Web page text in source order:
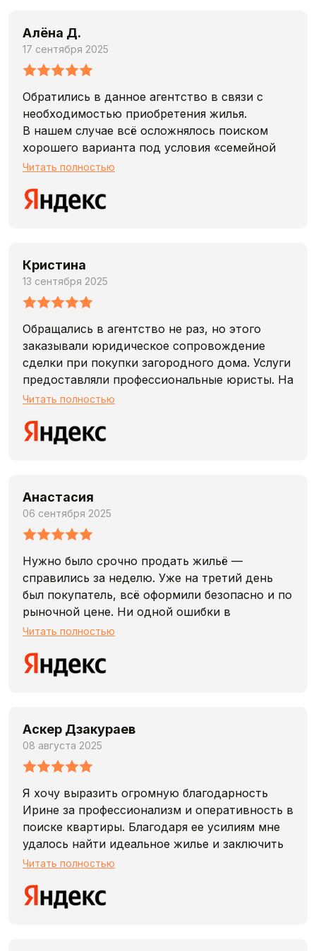
Алёна Д.
17 сентября 2025
Обратились в данное агентство в связи с
необходимостью приобретения жилья.
В нашем случае всё осложнялось поиском
хорошего варианта под условия «семейной
ипотеки».
Ирине и Оксане за их профессионализм.
Выслушав все наши пожелания, они смогли
Ответственные, грамотные и очень
отзывчивые специалисты. Если в будущем
вновь предстоит покупать жильё,
Читать полностью
Кристина
13 сентября 2025
Обращались в агентство не раз, но этого
заказывали юридическое сопровождение
сделки при покупки загородного дома. Услуги
предоставляли профессиональные юристы. На
всех стадиях была четкая работа, пояснения
Искренне рекомендую компанию, им можно
доверять
Читать полностью
Анастасия
06 сентября 2025
Нужно было срочно продать жильё —
справились за неделю. Уже на третий день
был покупатель, всё оформили безопасно и по
рыночной цене. Ни одной ошибки в
документах, никакой нервоты. Отличное
Читать полностью
Аскер Дзакураев
08 августа 2025
Я хочу выразить огромную благодарность
Ирине за профессионализм и оперативность в
поиске квартиры. Благодаря ее усилиям мне
удалось найти идеальное жилье и заключить
выгодный договор всего за несколько дней.
всегда была на связи и отвечала на все
вопросы. Рекомендую всем, кто ищет
Читать полностью